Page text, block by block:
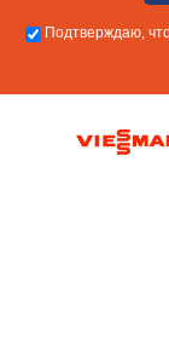
Подтверждаю,